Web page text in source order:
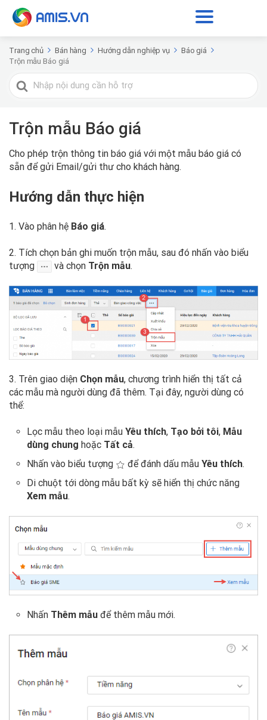
Trang chủ Bán hàng Hướng dẫn nghiệp vụ
Báo giá
Trộn mẫu Báo giá
Tìm
kiếm
Trộn mẫu Báo giá
Cho phép trộn thông tin báo giá với một mẫu báo giá có
sẵn để gửi Email/gửi thư cho khách hàng.
Hướng dẫn thực hiện
1. Vào phân hệ Báo giá.
2. Tích chọn bản ghi muốn trộn mẫu, sau đó nhấn vào biểu
tượng
và chọn Trộn mẫu.
3. Trên giao diện Chọn mẫu, chương trình hiển thị tất cả
các mẫu mà người dùng đã thêm. Tại đây, người dùng có
thể:
Lọc mẫu theo loại mẫu Yêu thích, Tạo bởi tôi, Mẫu
dùng chung hoặc Tất cả.
Nhấn vào biểu tượng
để đánh dấu mẫu Yêu thích.
Di chuột tới dòng mẫu bất kỳ sẽ hiển thị chức năng
Xem mẫu.
Nhấn Thêm mẫu để thêm mẫu mới.